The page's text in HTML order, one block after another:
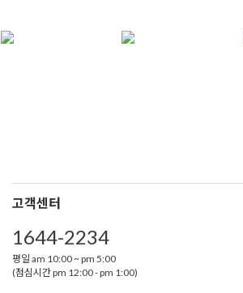
고객센터
1644-2234
평일 am 10:00 ~ pm 5:00
(점심시간 pm 12:00 - pm 1:00)